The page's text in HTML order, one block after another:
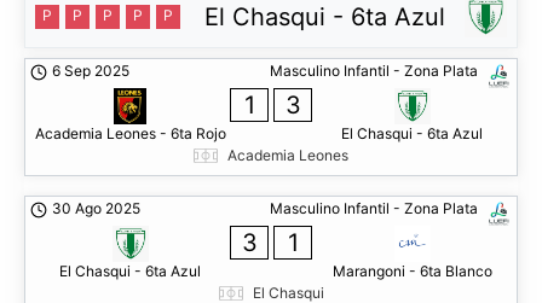
El Chasqui - 6ta Azul
P P P P P
Masculino Infantil - Zona Plata
6 Sep 2025
Academia Leones - 6ta Rojo
1 3
El Chasqui - 6ta Azul
Academia Leones
Masculino Infantil - Zona Plata
30 Ago 2025
El Chasqui - 6ta Azul
3 1
Marangoni - 6ta Blanco
El Chasqui